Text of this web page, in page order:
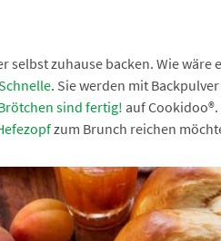
zuhause backen. Wie wäre
. Sie werden mit
sind fertig! auf
zum Brunch reichen